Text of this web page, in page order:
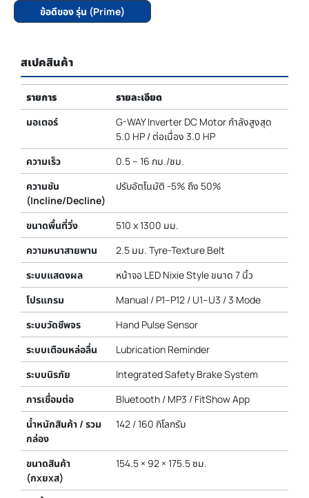
ข้อดีของ รุ่น (Prime)
สเปคสินค้า
รายการ
รายละเอียด
มอเตอร์
G-WAY Inverter DC Motor กำลังสูงสุด
5.0 HP / ต่อเนื่อง 3.0 HP
ความเร็ว
0.5 – 16 กม./ชม.
ความชัน
(Incline/Decline)
ปรับอัตโนมัติ -5% ถึง 50%
ขนาดพื้นที่วิ่ง
510 x 1300 มม.
ความหนาสายพาน
2.5 มม. Tyre-Texture Belt
ระบบแสดงผล
หน้าจอ LED Nixie Style ขนาด 7 นิ้ว
โปรแกรม
Manual / P1–P12 / U1–U3 / 3 Mode
ระบบวัดชีพจร
Hand Pulse Sensor
ระบบเตือนหล่อลื่น
Lubrication Reminder
ระบบนิรภัย
Integrated Safety Brake System
การเชื่อมต่อ
Bluetooth / MP3 / FitShow App
น้ำหนักสินค้า / รวม
กล่อง
142 / 160 กิโลกรัม
ขนาดสินค้า
(กxยxส)
154.5 × 92 × 175.5 ซม.